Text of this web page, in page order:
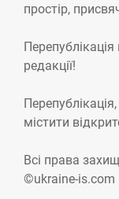
простір,
редакції!
містити
Всі права
©ukraine-is.com